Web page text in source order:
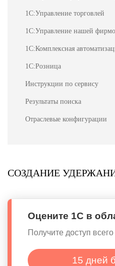
1С:Управление торговлей
1С:Управление нашей
1С:Комплексная
1С:Розница
Инструкции по сервису
Результаты поиска
Отраслевые конфигурации
СОЗДАНИЕ
Оцените 1С в
Получите доступ
15 дней